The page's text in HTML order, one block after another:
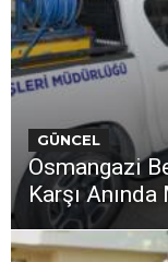
GÜNCEL
Osmangazi
Karşı